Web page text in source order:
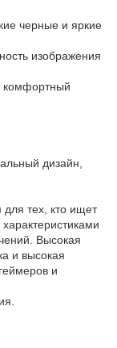
черные и яркие
изображения
комфортный
дизайн,
тех, кто ищет
Высокая
и высокая
и